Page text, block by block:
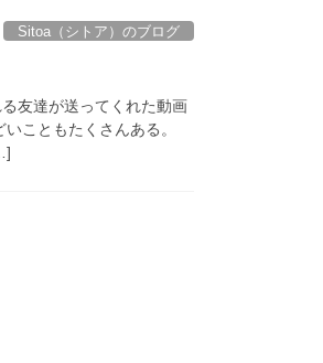
Sitoa（シトア）のブログ
友達が送ってくれた動画
こともたくさんある。